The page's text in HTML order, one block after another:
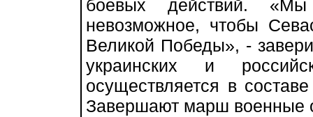
боевых действий.
невозможное, чтобы
Великой Победы», -
украинских и
осуществляется в
Завершают марш